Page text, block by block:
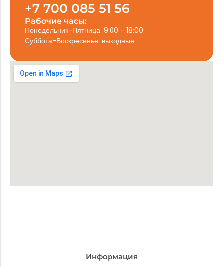
+7 700 085 51 56
Рабочие часы:
Понедельник-Пятница: 9:00 - 18:00
Суббота-Воскресенье: выходные
Информация